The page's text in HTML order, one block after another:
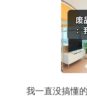
我一直没搞懂